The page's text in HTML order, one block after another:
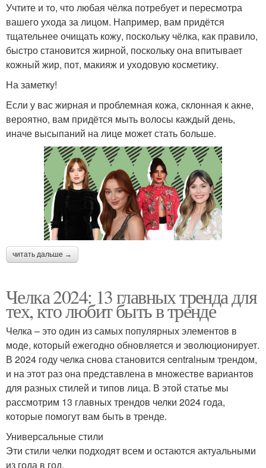
Учтите и то, что любая чёлка потребует и пересмотра
вашего ухода за лицом. Например, вам придётся
тщательнее очищать кожу, поскольку чёлка, как правило,
быстро становится жирной, поскольку она впитывает
кожный жир, пот, макияж и уходовую косметику.
На заметку!
Если у вас жирная и проблемная кожа, склонная к акне,
вероятно, вам придётся мыть волосы каждый день,
иначе высыпаний на лице может стать больше.
читать дальше →
Челка 2024: 13 главных тренда для
тех, кто любит быть в тренде
Челка – это один из самых популярных элементов в
моде, который ежегодно обновляется и эволюционирует.
В 2024 году челка снова становится centralным трендом,
и на этот раз она представлена в множестве вариантов
для разных стилей и типов лица. В этой статье мы
рассмотрим 13 главных трендов челки 2024 года,
которые помогут вам быть в тренде.
Универсальные стили
Эти стили челки подходят всем и остаются актуальными
из года в год.